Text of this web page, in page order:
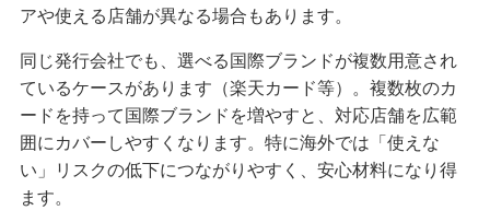
初めてのクレジットカードはどう選ぶ？申し込み
クレジットカードのデメリットとは？安全に利用
するためのポイントを分かりやすく紹介
クレジットカードの在籍確認とは？タイミングや
アや使える店舗が異なる場合もあります。
同じ発行会社でも、選べる国際ブランドが複数用意され
ているケースがあります（楽天カード等）。複数枚のカ
ードを持って国際ブランドを増やすと、対応店舗を広範
囲にカバーしやすくなります。特に海外では「使えな
い」リスクの低下につながりやすく、安心材料になり得
ます。